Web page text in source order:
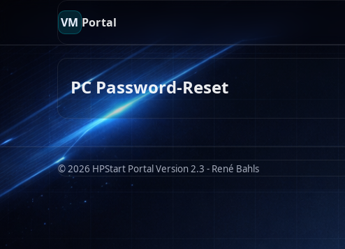
VM Portal
PC Password-Reset
© 2026 HPStart Portal Version 2.3 - René Bahls